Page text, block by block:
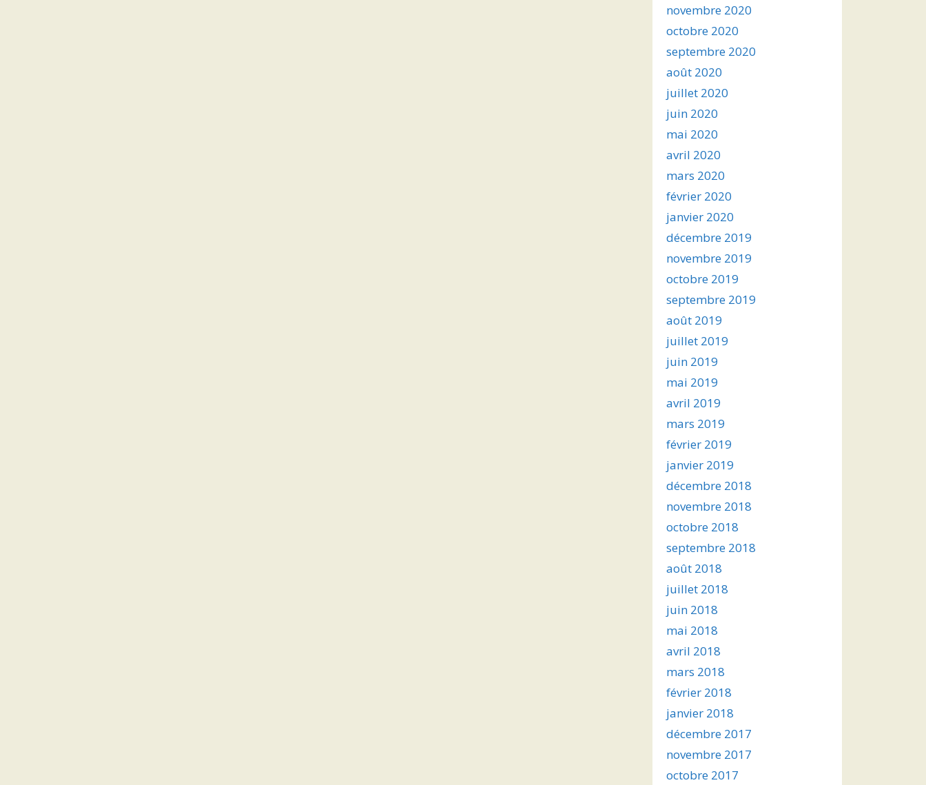
novembre 2020
octobre 2020
septembre 2020
août 2020
juillet 2020
juin 2020
mai 2020
avril 2020
mars 2020
février 2020
janvier 2020
décembre 2019
novembre 2019
octobre 2019
septembre 2019
août 2019
juillet 2019
juin 2019
mai 2019
avril 2019
mars 2019
février 2019
janvier 2019
décembre 2018
novembre 2018
octobre 2018
septembre 2018
août 2018
juillet 2018
juin 2018
mai 2018
avril 2018
mars 2018
février 2018
janvier 2018
décembre 2017
novembre 2017
octobre 2017